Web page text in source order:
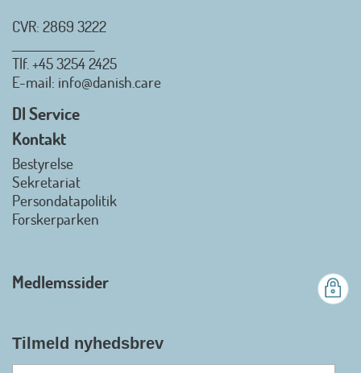
Danish.Care - Branchen for
hjælpemidler og
Danish.Care fra den 01. juli 2026
officielt kan kalde sig for
medlemsforening i DI - Dansk
gennemslagskraft og skabe
hjælpemidler samt give
medlemmerne adgang til en
CVR: 2869 3222
Tlf. +45 3254 2425
E-mail: info@danish.care
DI Service
Kontakt
Bestyrelse
Sekretariat
Persondatapolitik
Forskerparken
Medlemssider
Tilmeld nyhedsbrev